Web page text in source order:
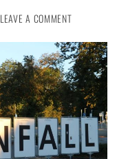
LEAVE A COMMENT